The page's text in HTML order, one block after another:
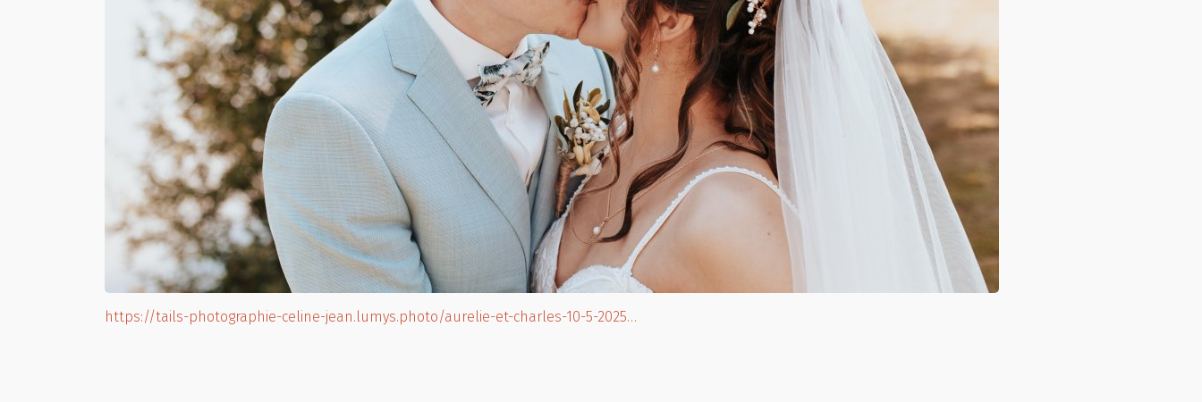
https://tails-photographie-celine-jean.lumys.photo/aurelie-et-charles-10-5-2025…